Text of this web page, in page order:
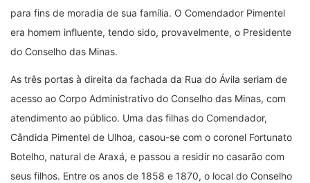
para fins de moradia de sua família. O Comendador Pimentel
era homem influente, tendo sido, provavelmente, o Presidente
do Conselho das Minas.
As três portas à direita da fachada da Rua do Ávila seriam de
acesso ao Corpo Administrativo do Conselho das Minas, com
atendimento ao público. Uma das filhas do Comendador,
Cândida Pimentel de Ulhoa, casou-se com o coronel Fortunato
Botelho, natural de Araxá, e passou a residir no casarão com
seus filhos. Entre os anos de 1858 e 1870, o local do Conselho